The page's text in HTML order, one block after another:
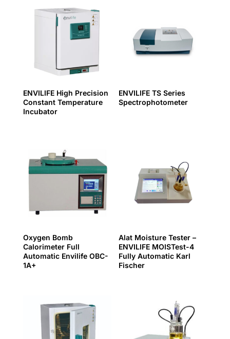
ENVILIFE High Precision
Constant Temperature
Incubator
ENVILIFE TS Series
Spectrophotometer
Oxygen Bomb
Calorimeter Full
Automatic Envilife OBC-
1A+
Alat Moisture Tester –
ENVILIFE MOISTest-4
Fully Automatic Karl
Fischer